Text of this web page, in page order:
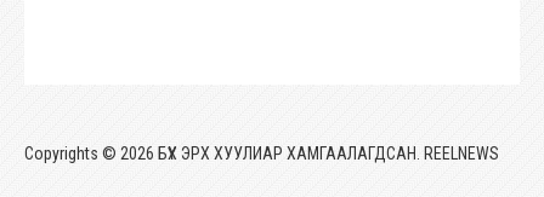
Copyrights © 2026 БҮХ ЭРХ ХУУЛИАР ХАМГААЛАГДСАН. REELNEWS